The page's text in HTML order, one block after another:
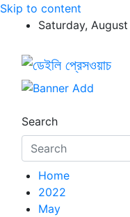
Skip to content
Saturday,
ডেইলি
ডেইলি প্রেসওয়াচ
Search
Home
2022
May